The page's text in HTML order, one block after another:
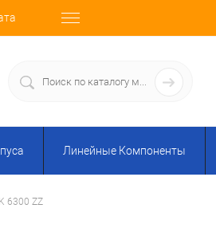
Линейные Компоненты
6300 ZZ